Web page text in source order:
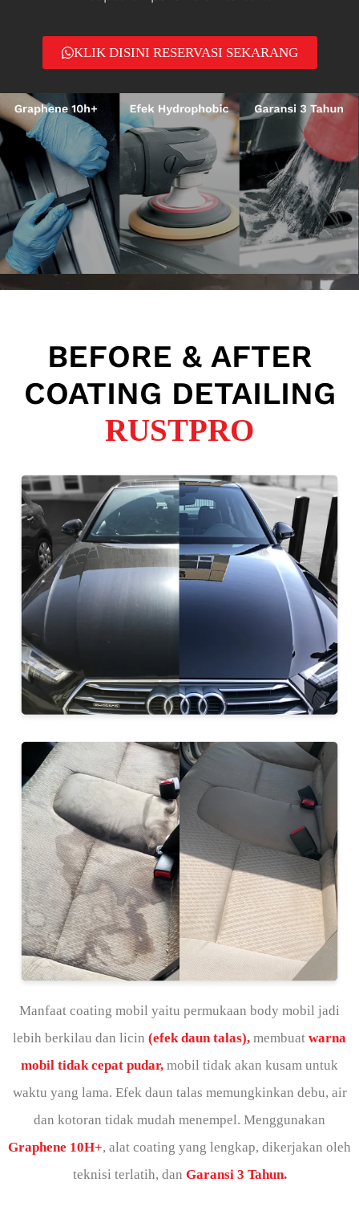
KLIK DISINI RESERVASI SEKARANG
BEFORE & AFTER
COATING DETAILING
RUSTPRO
Manfaat coating mobil yaitu permukaan body mobil jadi
lebih berkilau dan licin (efek daun talas), membuat warna
mobil tidak cepat pudar, mobil tidak akan kusam untuk
waktu yang lama. Efek daun talas memungkinkan debu, air
dan kotoran tidak mudah menempel. Menggunakan
Graphene 10H+, alat coating yang lengkap, dikerjakan oleh
teknisi terlatih, dan Garansi 3 Tahun.